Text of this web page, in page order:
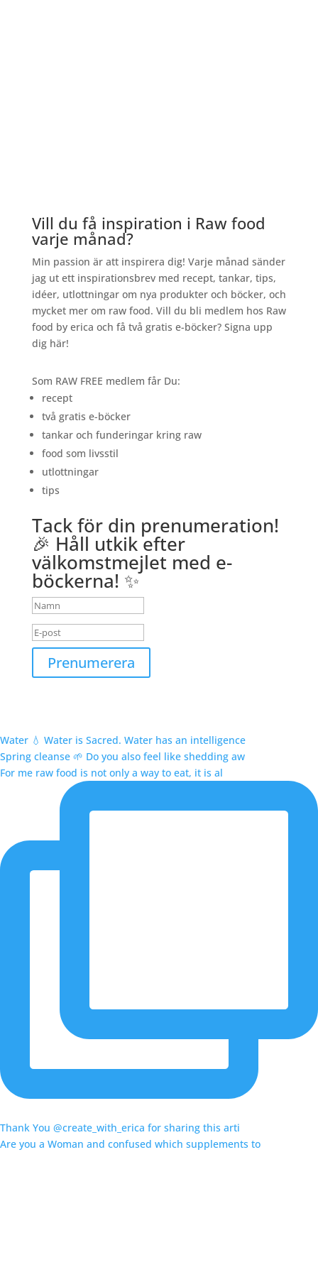
Vill du få inspiration i Raw food
varje månad?
Min passion är att inspirera dig! Varje månad sänder
jag ut ett inspirationsbrev med recept, tankar, tips,
idéer, utlottningar om nya produkter och böcker, och
mycket mer om raw food. Vill du bli medlem hos Raw
food by erica och få två gratis e-böcker? Signa upp
dig här!
Som RAW FREE medlem får Du:
recept
två gratis e-böcker
tankar och funderingar kring raw
food som livsstil
utlottningar
tips
Tack för din prenumeration!
🎉 Håll utkik efter
välkomstmejlet med e-
böckerna! ✨
Prenumerera
Water 💧 Water is Sacred. Water has an intelligence
Spring cleanse 🌱 Do you also feel like shedding aw
For me raw food is not only a way to eat, it is al
Thank You @create_with_erica for sharing this arti
Are you a Woman and confused which supplements to